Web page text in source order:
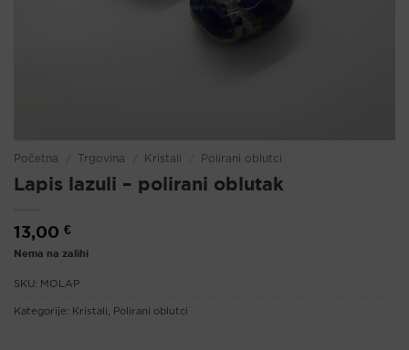
Početna Trgovina Kristali Polirani oblutci
Lapis lazuli – polirani oblutak
13,00 €
Nema na zalihi
SKU: MOLAP
Kategorije: Kristali Polirani oblutci